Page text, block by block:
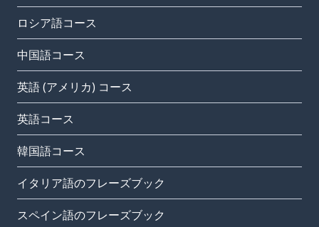
ロシア語コース
中国語コース
英語 (アメリカ) コース
英語コース
韓国語コース
イタリア語のフレーズブック
スペイン語のフレーズブック